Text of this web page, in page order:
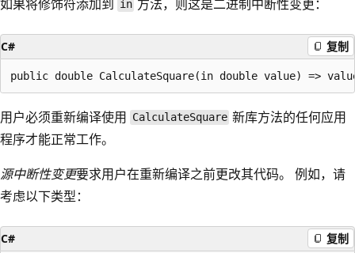
如果将修饰符添加到 in 方法，则这是二进制中断性变更：
C# 复制
用户必须重新编译使用 CalculateSquare 新库方法的任何应用
程序才能正常工作。
源中断性变更要求用户在重新编译之前更改其代码。 例如，请
考虑以下类型：
C# 复制